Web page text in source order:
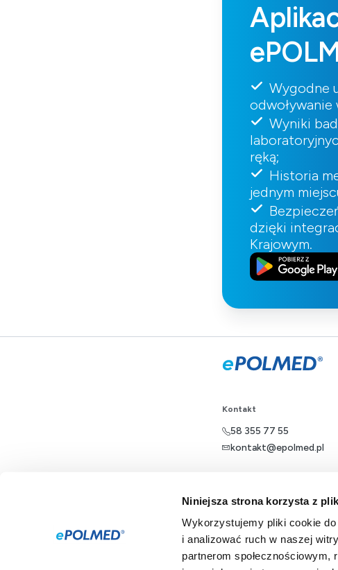
Niniejsza strona korzysta z
Wykorzystujemy pliki cookie
i analizować ruch w naszej
partnerom
Wygodne
odwoływanie
Wyniki
ręką;
Historia
jednym
dzięki
Krajowym.
Kontakt
58 355 77 55
kontakt@epolmed.pl